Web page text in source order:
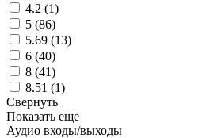
4.2 (1)
5 (86)
5.69 (13)
6 (40)
8 (41)
8.51 (1)
Свернуть
Показать еще
Аудио входы/выходы